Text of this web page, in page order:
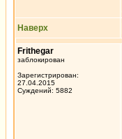
Наверх
Frithegar
заблокирован
Зарегистрирован:
27.04.2015
Суждений: 5882